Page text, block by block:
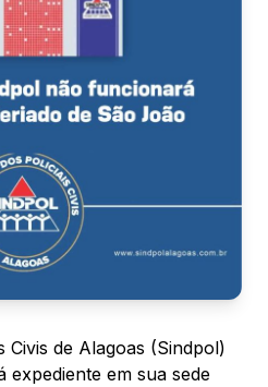
Civis de Alagoas (Sindpol)
em sua sede